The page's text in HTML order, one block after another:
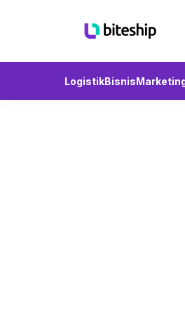
LogistikBisnis